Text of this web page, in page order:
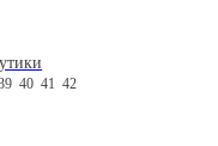
404142